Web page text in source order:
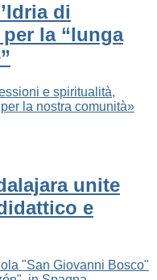
di
la “lunga
e spiritualità,
la nostra comunità»
unite
e
"San Giovanni Bosco"